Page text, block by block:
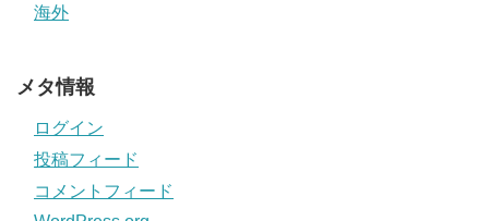
海外
メタ情報
ログイン
投稿フィード
コメントフィード